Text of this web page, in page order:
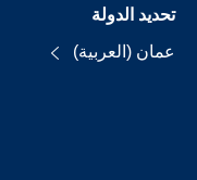
تحديد الدولة
عمان (العربية)